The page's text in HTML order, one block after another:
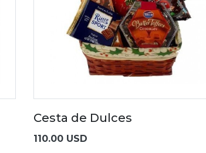
Cesta de Dulces
110.00 USD